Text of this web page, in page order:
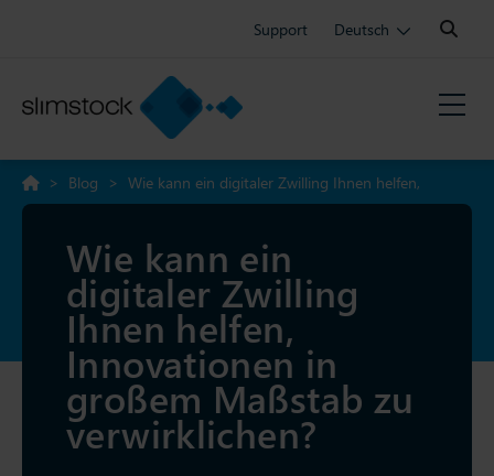
Support Deutsch
Search:
> Blog > Wie kann ein digitaler Zwilling Ihnen helfen,
Innovationen in großem Maßstab zu verwirklichen?
Wie kann ein
digitaler Zwilling
Ihnen helfen,
Innovationen in
großem Maßstab zu
verwirklichen?